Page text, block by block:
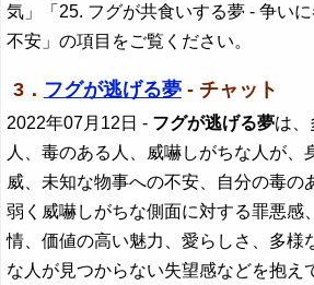
気」「25. フグが共食いする夢 - 争い
不安」の項目をご覧ください。
3． フグが逃げる夢- チャット
2022年07月12日 - フグが逃げる夢は、
人、毒のある人、威嚇しがちな人が、
威、未知な物事への不安、自分の毒の
弱く威嚇しがちな側面に対する罪悪感
情、価値の高い魅力、愛らしさ、多様
な人が見つからない失望感などを抱え